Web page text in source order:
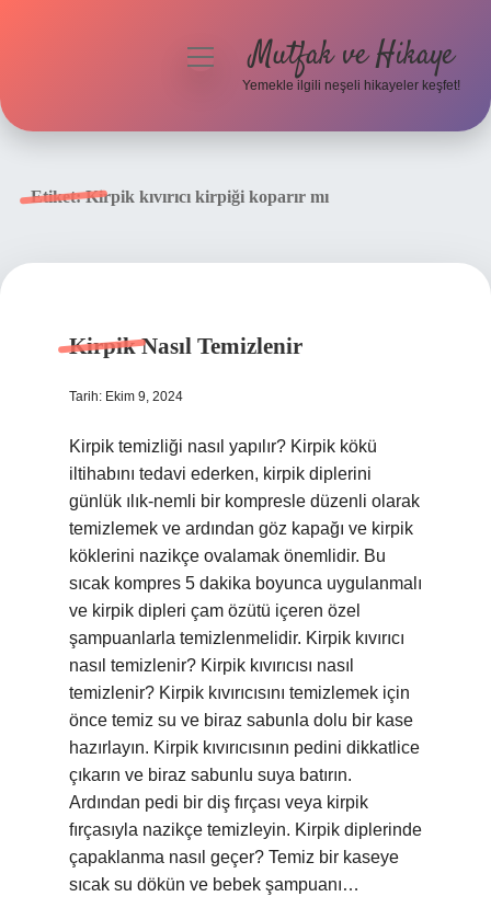
menüyüMutfak ve Hikaye
Yemekle ilgili neşeli hikayeler keşfet!
Etiket:Kirpik kıvırıcı kirpiği koparır mı
Kirpik Nasıl Temizlenir
Tarih: Ekim 9, 2024
Kirpik temizliği nasıl yapılır? Kirpik kökü
iltihabını tedavi ederken, kirpik diplerini
günlük ılık-nemli bir kompresle düzenli olarak
temizlemek ve ardından göz kapağı ve kirpik
köklerini nazikçe ovalamak önemlidir. Bu
sıcak kompres 5 dakika boyunca uygulanmalı
ve kirpik dipleri çam özütü içeren özel
şampuanlarla temizlenmelidir. Kirpik kıvırıcı
nasıl temizlenir? Kirpik kıvırıcısı nasıl
temizlenir? Kirpik kıvırıcısını temizlemek için
önce temiz su ve biraz sabunla dolu bir kase
hazırlayın. Kirpik kıvırıcısının pedini dikkatlice
çıkarın ve biraz sabunlu suya batırın.
Ardından pedi bir diş fırçası veya kirpik
fırçasıyla nazikçe temizleyin. Kirpik diplerinde
çapaklanma nasıl geçer? Temiz bir kaseye
sıcak su dökün ve bebek şampuanı…